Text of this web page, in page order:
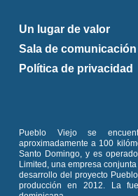
Un lugar de valor
Sala de comunicación
Política de privacidad
Pueblo Viejo se
aproximadamente a 100
Santo Domingo, y es
Limited, una empresa
desarrollo del proyecto
producción en 2012. La